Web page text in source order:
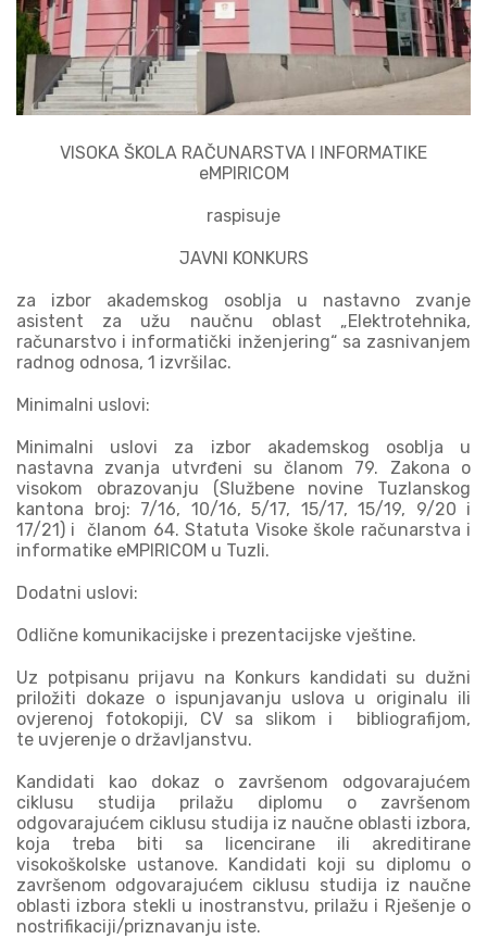
VISOKA ŠKOLA RAČUNARSTVA I INFORMATIKE
eMPIRICOM
raspisuje
JAVNI KONKURS
za izbor akademskog osoblja u nastavno zvanje
asistent za užu naučnu oblast „Elektrotehnika,
računarstvo i informatički inženjering“ sa zasnivanjem
radnog odnosa, 1 izvršilac.
Minimalni uslovi:
Minimalni uslovi za izbor akademskog osoblja u
nastavna zvanja utvrđeni su članom 79. Zakona o
visokom obrazovanju (Službene novine Tuzlanskog
kantona broj: 7/16, 10/16, 5/17, 15/17, 15/19, 9/20 i
17/21) i članom 64. Statuta Visoke škole računarstva i
informatike eMPIRICOM u Tuzli.
Dodatni uslovi:
Odlične komunikacijske i prezentacijske vještine.
Uz potpisanu prijavu na Konkurs kandidati su dužni
priložiti dokaze o ispunjavanju uslova u originalu ili
ovjerenoj fotokopiji, CV sa slikom i bibliografijom,
te uvjerenje o državljanstvu.
Kandidati kao dokaz o završenom odgovarajućem
ciklusu studija prilažu diplomu o završenom
odgovarajućem ciklusu studija iz naučne oblasti izbora,
koja treba biti sa licencirane ili akreditirane
visokoškolske ustanove. Kandidati koji su diplomu o
završenom odgovarajućem ciklusu studija iz naučne
oblasti izbora stekli u inostranstvu, prilažu i Rješenje o
nostrifikaciji/priznavanju iste.